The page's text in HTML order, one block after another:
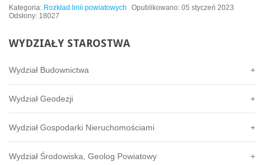
Kategoria: Rozkład linii powiatowych
Opublikowano: 05 styczeń 2023
Odsłony: 18027
WYDZIAŁY STAROSTWA
Wydział Budownictwa
Wydział Geodezji
Wydział Gospodarki Nieruchomościami
Wydział Środowiska, Geolog Powiatowy